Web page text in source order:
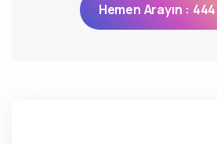
Hemen Arayın :